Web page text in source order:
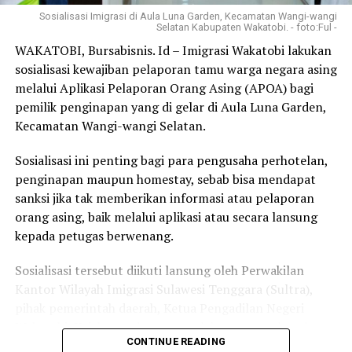
RELATED TOPICS:
GIPI Sultra Pacu Pemulihan Industri Pariwisata Pasca
Pandemi Covid 19
DON'T MISS
Kemenparekraf , Sandiaga Uno : Pelaku Ekonomi Kreatif
Harus Berkolaborasi
saat ini belum resmi dikukuhkan,”jelasnya.
“Rencana kedepan jika jajaran pengurus tingkat
kabupaten/kota sudah rampung, agenda silaturahmi
berikutnya sangat terbuka untuk digelar di Kabupaten
Muna atau daerah lainnya di Sultra berdasarkan
kesepakatan bersama,”tambahnya.
​Di akhir penyataannya, Djohan Boy berharap agar
polemik yang terjadi saat ini tidak menyurutkan esensi
dari tujuan besar KKMM. Sebaliknya, momentum ini
harus dijadikan batu pijakan untuk mempererat
persatuan.
“Saya optimistis kehadiran KKMM mampu memberikan
nilai tambah serta kontribusi pemikiran yang
Tenggara, sekaligus membawa kemaslahatan bagi
seluruh masyarakat Muna di mana pun
Sosialisasi Imigrasi di Aula Luna Garden, Kecamatan Wangi-wangi
Selatan Kabupaten Wakatobi. - foto:Ful -
WAKATOBI, Bursabisnis. Id – Imigrasi Wakatobi lakukan
sosialisasi kewajiban pelaporan tamu warga negara asing
melalui Aplikasi Pelaporan Orang Asing (APOA) bagi
pemilik penginapan yang di gelar di Aula Luna Garden,
Kecamatan Wangi-wangi Selatan.
Sosialisasi ini penting bagi para pengusaha perhotelan,
penginapan maupun homestay, sebab bisa mendapat
sanksi jika tak memberikan informasi atau pelaporan
orang asing, baik melalui aplikasi atau secara lansung
kepada petugas berwenang.
Sosialisasi tersebut diikuti lansung oleh Perwakilan
Kantor Wilayah Imigrasi Sulawesi Tenggara (Sultra),
Wakatobi, Kejaksaan dan para pelaku pengusa hotel
yang ada di Kabupaten Wakatobi.
CONTINUE READING